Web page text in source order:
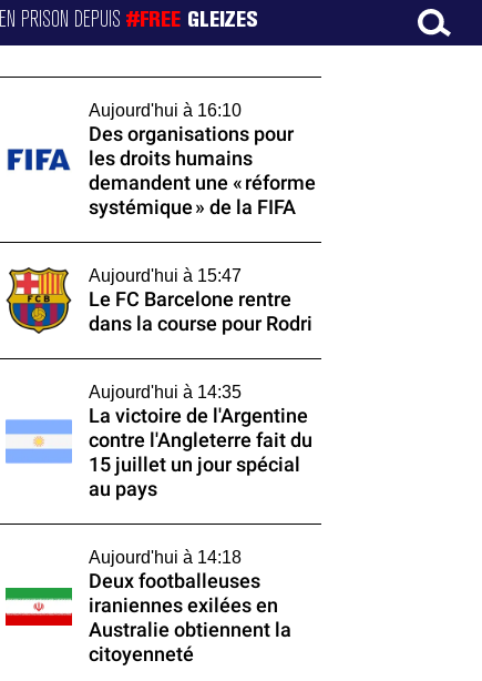
EN PRISON DEPUIS#FREE GLEIZES
Aujourd'hui à 16:10
Des organisations pour
les droits humains
demandent une « réforme
systémique » de la FIFA
Aujourd'hui à 15:47
Le FC Barcelone rentre
dans la course pour Rodri
Aujourd'hui à 14:35
La victoire de l'Argentine
contre l'Angleterre fait du
15 juillet un jour spécial
au pays
Aujourd'hui à 14:18
Deux footballeuses
iraniennes exilées en
Australie obtiennent la
citoyenneté